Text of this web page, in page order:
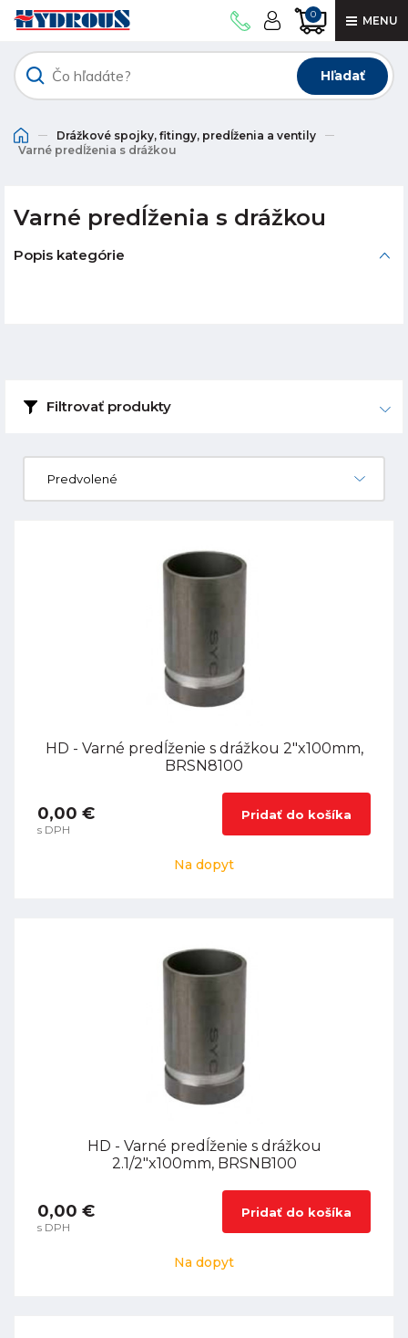
0 MENU
Hľadať
Drážkové spojky, fitingy, predĺženia a ventily
Varné predĺženia s drážkou
Varné predĺženia s drážkou
Popis kategórie
Filtrovať produkty
Predvolené
HD - Varné predĺženie s drážkou 2"x100mm,
BRSN8100
0,00 €
s DPH
Pridať do košíka
Na dopyt
HD - Varné predĺženie s drážkou
2.1/2"x100mm, BRSNB100
0,00 €
s DPH
Pridať do košíka
Na dopyt